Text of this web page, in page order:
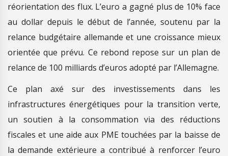
réorientation des flux. L’euro a gagné plus de 10% face
au dollar depuis le début de l’année, soutenu par la
relance budgétaire allemande et une croissance mieux
orientée que prévu. Ce rebond repose sur un plan de
relance de 100 milliards d’euros adopté par l’Allemagne.
Ce plan axé sur des investissements dans les
infrastructures énergétiques pour la transition verte,
un soutien à la consommation via des réductions
fiscales et une aide aux PME touchées par la baisse de
la demande extérieure a contribué à renforcer l’euro